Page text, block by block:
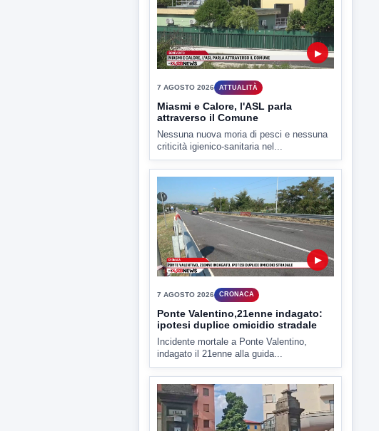
Miasmi e Calore, l'ASL parla
Nessuna nuova moria di pesci e nessuna
criticità igienico-sanitaria nel...
7 AGOSTO 2026
Ponte Valentino,21enne indagato:
ipotesi duplice omicidio stradale
Incidente mortale a Ponte Valentino,
indagato il 21enne alla guida...